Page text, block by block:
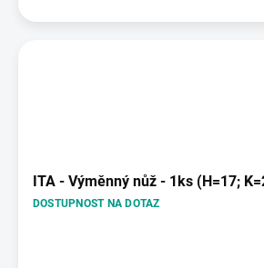
ITA - Výměnný nůž - 1ks (H=17;
DOSTUPNOST NA DOTAZ